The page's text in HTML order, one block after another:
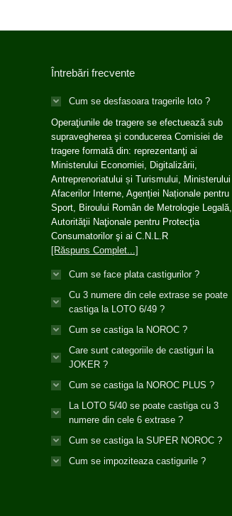
Întrebări frecvente
Cum se desfasoara tragerile loto ?
Operaţiunile de tragere se efectuează sub
supravegherea şi conducerea Comisiei de
tragere formată din: reprezentanţi ai
Ministerului Economiei, Digitalizării,
Antreprenoriatului și Turismului, Ministerului
Afacerilor Interne, Agenției Naționale pentru
Sport, Biroului Român de Metrologie Legală,
Autorităţii Naţionale pentru Protecţia
Consumatorilor şi ai C.N.L.R
[Răspuns Complet...]
Cum se face plata castigurilor ?
Cu 3 numere din cele extrase se poate
castiga la LOTO 6/49 ?
Cum se castiga la NOROC ?
Care sunt categoriile de castiguri la
JOKER ?
Cum se castiga la NOROC PLUS ?
La LOTO 5/40 se poate castiga cu 3
numere din cele 6 extrase ?
Cum se castiga la SUPER NOROC ?
Cum se impoziteaza castigurile ?